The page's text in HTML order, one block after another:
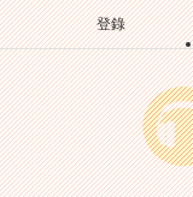
登錄